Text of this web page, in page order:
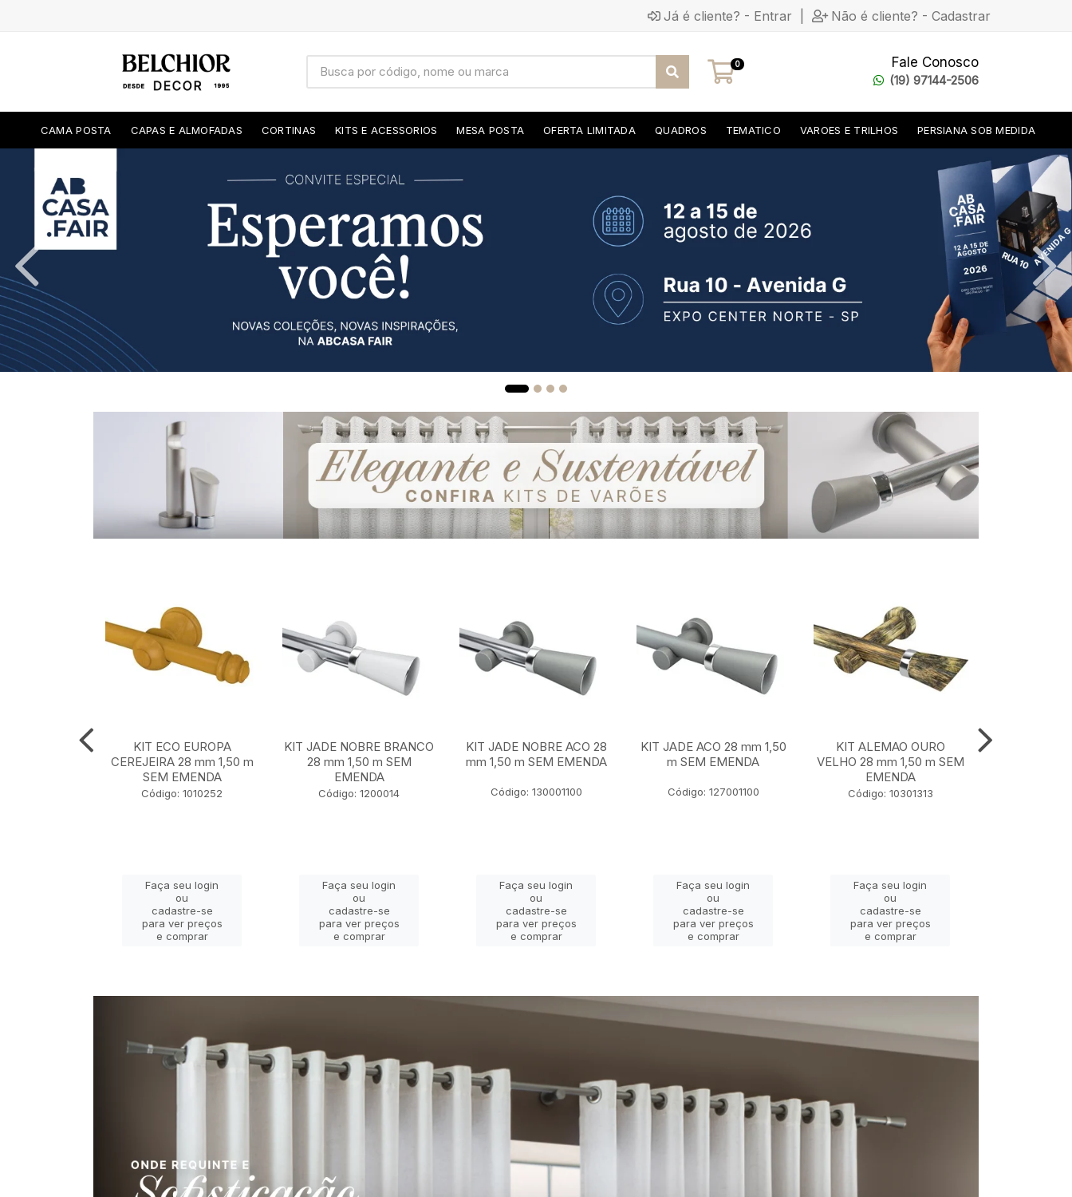
Já é cliente? - Entrar Não é cliente? - Cadastrar
0 Fale Conosco
(19) 97144-2506
CAMA POSTA CAPAS E ALMOFADAS CORTINAS KITS E ACESSORIOS MESA POSTA OFERTA LIMITADA QUADROS TEMATICO VAROES E TRILHOS PERSIANA SOB MEDIDA
KIT ECO EUROPA
CEREJEIRA 28 mm 1,50 m
SEM EMENDA
Código: 1010252
Faça seu login
ou
cadastre-se
para ver preços
e comprar
KIT JADE NOBRE BRANCO
28 mm 1,50 m SEM
EMENDA
Código: 1200014
Faça seu login
ou
cadastre-se
para ver preços
e comprar
KIT JADE NOBRE ACO 28
mm 1,50 m SEM EMENDA
Código: 130001100
Faça seu login
ou
cadastre-se
para ver preços
e comprar
KIT JADE ACO 28 mm 1,50
m SEM EMENDA
Código: 127001100
Faça seu login
ou
cadastre-se
para ver preços
e comprar
KIT ALEMAO OURO
VELHO 28 mm 1,50 m SEM
EMENDA
Código: 10301313
Faça seu login
ou
cadastre-se
para ver preços
e comprar